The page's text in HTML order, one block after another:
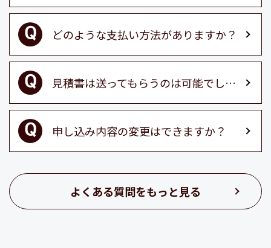
どのような支払い方法がありますか？
見積書は送ってもらうのは可能でしょうか？
申し込み内容の変更はできますか？
よくある質問をもっと見る